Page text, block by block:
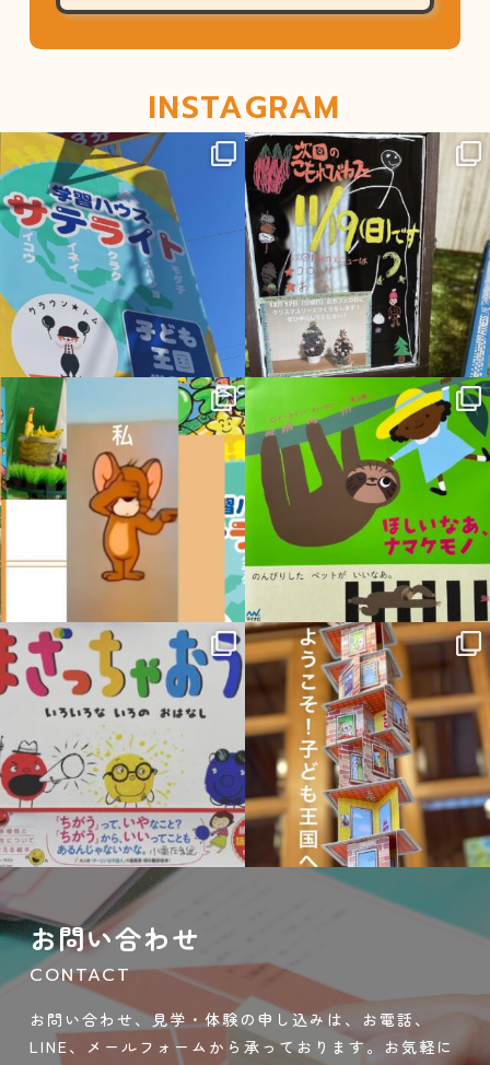
INSTAGRAM
sateraito_okazaki
12月 1
sateraito_okazaki
11月 16
sateraito_okazaki sateraito_okazaki
10月 19
sateraito_okazaki
9月 21
sateraito_okazaki
9月 14
お問い合わせ
CONTACT
お問い合わせ、見学・体験の申し込みは、お電話、
LINE、メールフォームから承っております。お気軽に